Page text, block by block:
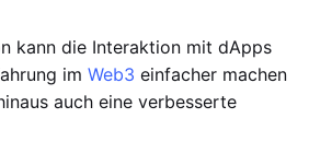
kann die Interaktion mit dApps
im Web3 einfacher machen
auch eine verbesserte